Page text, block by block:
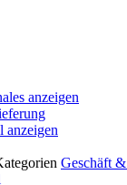
anzeigen
Geschäft